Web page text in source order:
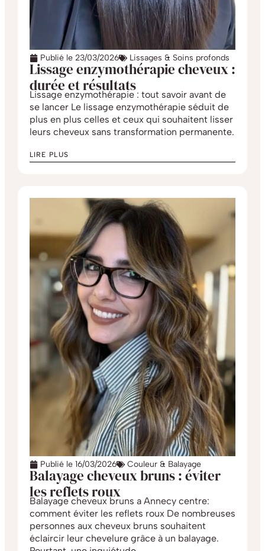
Publié le 23/03/2026 Lissages & Soins profonds
Lissage enzymothérapie cheveux :
durée et résultats
Lissage enzymothérapie : tout savoir avant de
se lancer Le lissage enzymothérapie séduit de
plus en plus celles et ceux qui souhaitent lisser
leurs cheveux sans transformation permanente.
LIRE PLUS
Publié le 16/03/2026 Couleur & Balayage
Balayage cheveux bruns : éviter
les reflets roux
Balayage cheveux bruns a Annecy centre:
comment éviter les reflets roux De nombreuses
personnes aux cheveux bruns souhaitent
éclaircir leur chevelure grâce à un balayage.